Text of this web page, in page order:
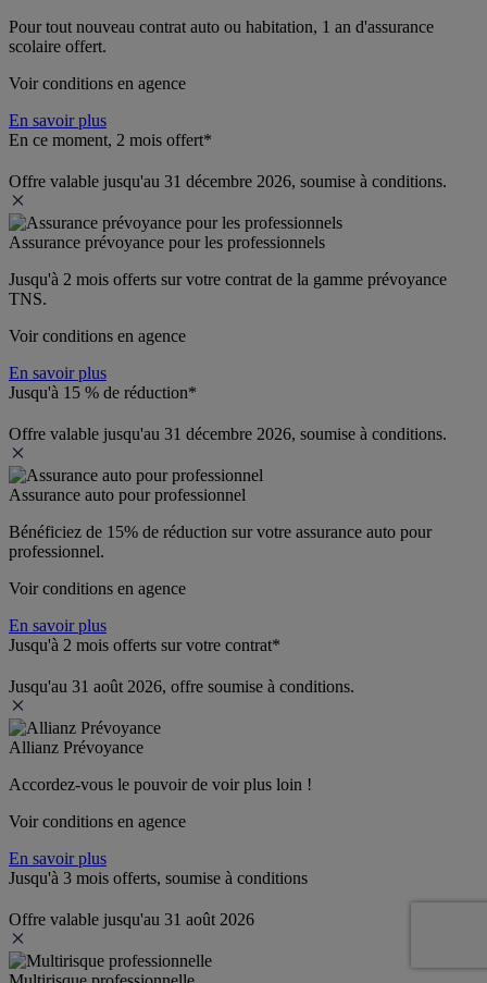
Pour tout nouveau contrat auto ou habitation, 1 an d'assurance
scolaire offert.
Voir conditions en agence
En savoir plus
En ce moment, 2 mois offert*
Offre valable jusqu'au 31 décembre 2026, soumise à conditions.
Assurance prévoyance pour les professionnels
Jusqu'à 2 mois offerts sur votre contrat de la gamme prévoyance
TNS.
Voir conditions en agence
En savoir plus
Jusqu'à 15 % de réduction*
Offre valable jusqu'au 31 décembre 2026, soumise à conditions.
Assurance auto pour professionnel
Bénéficiez de 15% de réduction sur votre assurance auto pour
professionnel.
Voir conditions en agence
En savoir plus
Jusqu'à 2 mois offerts sur votre contrat*
Jusqu'au 31 août 2026, offre soumise à conditions.
Allianz Prévoyance
Accordez-vous le pouvoir de voir plus loin !
Voir conditions en agence
En savoir plus
Jusqu'à 3 mois offerts, soumise à conditions
Offre valable jusqu'au 31 août 2026